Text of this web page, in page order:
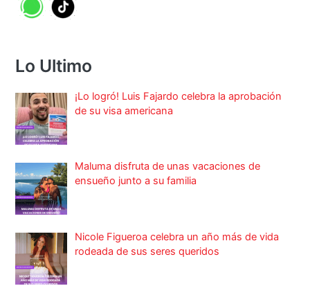
Lo Ultimo
¡Lo logró! Luis Fajardo celebra la aprobación
de su visa americana
Maluma disfruta de unas vacaciones de
ensueño junto a su familia
Nicole Figueroa celebra un año más de vida
rodeada de sus seres queridos